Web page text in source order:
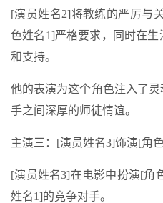
[演员姓名2]将教练的严厉与
色姓名1]严格要求，同时在
和支持。
他的表演为这个角色注入了
手之间深厚的师徒情谊。
主演三：[演员姓名3]饰演[角
[演员姓名3]在电影中扮演[角
姓名1]的竞争对手。